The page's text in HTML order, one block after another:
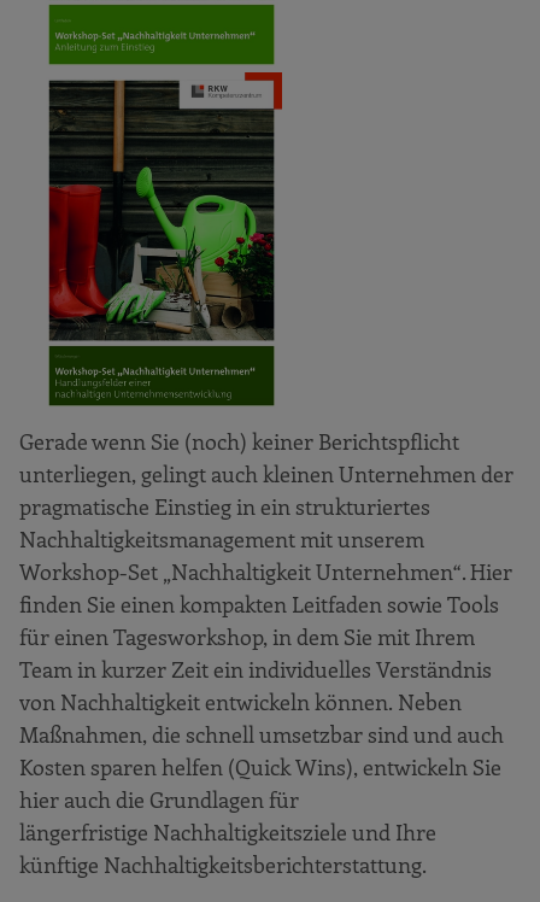
Gerade wenn Sie (noch) keiner Berichtspflicht
unterliegen, gelingt auch kleinen Unternehmen der
pragmatische Einstieg in ein strukturiertes
Nachhaltigkeitsmanagement mit unserem
Workshop-Set „Nachhaltigkeit Unternehmen“. Hier
finden Sie einen kompakten Leitfaden sowie Tools
für einen Tagesworkshop, in dem Sie mit Ihrem
Team in kurzer Zeit ein individuelles Verständnis
von Nachhaltigkeit entwickeln können. Neben
Maßnahmen, die schnell umsetzbar sind und auch
Kosten sparen helfen (Quick Wins), entwickeln Sie
hier auch die Grundlagen für
längerfristige Nachhaltigkeitsziele und Ihre
künftige Nachhaltigkeitsberichterstattung.